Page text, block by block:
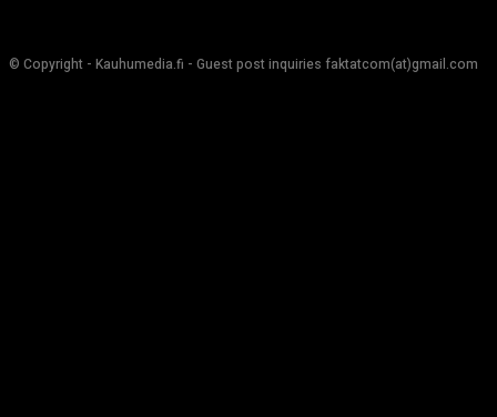
© Copyright - Kauhumedia.fi - Guest post inquiries faktatcom(at)gmail.com